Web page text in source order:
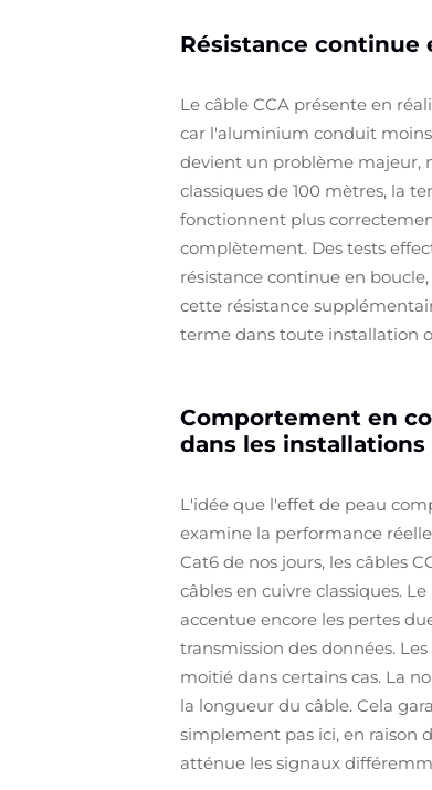
Résistance continue
Le câble CCA présente en
car l'aluminium conduit moins
devient un problème majeur,
classiques de 100 mètres, la
fonctionnent plus
complètement. Des tests
résistance continue en
cette résistance
terme dans toute installation
Comportement en
dans les installations
L'idée que l'effet de peau
examine la performance
Cat6 de nos jours, les câbles
câbles en cuivre classiques.
accentue encore les pertes
transmission des données.
moitié dans certains cas. La
la longueur du câble. Cela
simplement pas ici, en raison
atténue les signaux